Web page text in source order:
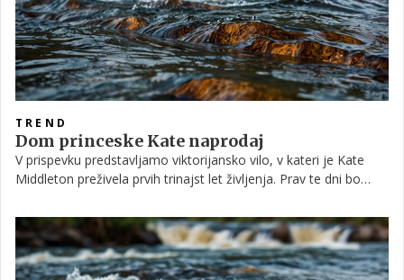
TREND
Dom princeske Kate naprodaj
V prispevku predstavljamo viktorijansko vilo, v kateri je Kate
Middleton preživela prvih trinajst let življenja. Prav te dni bo
velike zaslužke!